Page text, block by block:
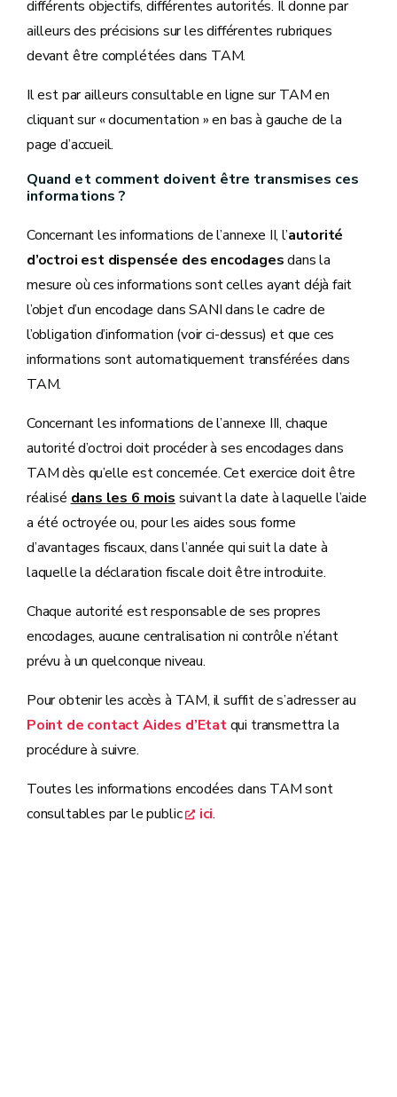
différents objectifs, différentes autorités. Il donne par
ailleurs des précisions sur les différentes rubriques
devant être complétées dans TAM.
Il est par ailleurs consultable en ligne sur TAM en
cliquant sur « documentation » en bas à gauche de la
page d’accueil.
Quand et comment doivent être transmises ces
informations ?
Concernant les informations de l’annexe II, l’autorité
d’octroi est dispensée des encodagesdans la
mesure où ces informations sont celles ayant déjà fait
l’objet d’un encodage dans SANI dans le cadre de
l’obligation d’information (voir ci-dessus) et que ces
informations sont automatiquement transférées dans
TAM.
Concernant les informations de l’annexe III, chaque
autorité d’octroi doit procéder à ses encodages dans
TAM dès qu’elle est concernée. Cet exercice doit être
réalisé dans les 6 mois suivant la date à laquelle l’aide
a été octroyée ou, pour les aides sous forme
d’avantages fiscaux, dans l’année qui suit la date à
laquelle la déclaration fiscale doit être introduite.
Chaque autorité est responsable de ses propres
encodages, aucune centralisation ni contrôle n’étant
prévu à un quelconque niveau.
Pour obtenir les accès à TAM, il suffit de s’adresser au
Point de contact Aides d’Etatqui transmettra la
procédure à suivre.
Toutes les informations encodées dans TAM sont
consultables par le public
ici.